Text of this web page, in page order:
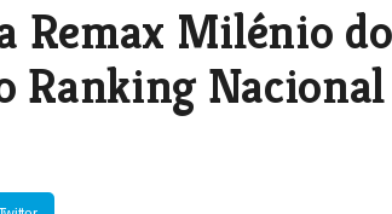
Milénio
Nacional